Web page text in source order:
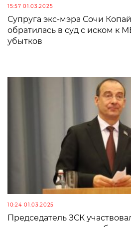
15:57 01.03.2025
Супруга экс-мэра Сочи
обратилась в суд с иском к
убытков
10:24 01.03.2025
Председатель ЗСК